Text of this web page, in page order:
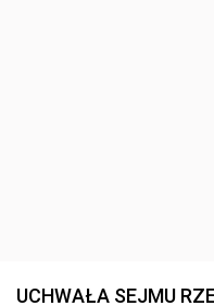
UCHWAŁA SEJMU